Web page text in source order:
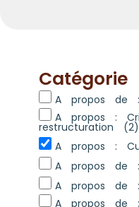
Catégorie
A propos de
A propos :
restructuration (2)
A propos :
A propos de
A propos de :
A propos de